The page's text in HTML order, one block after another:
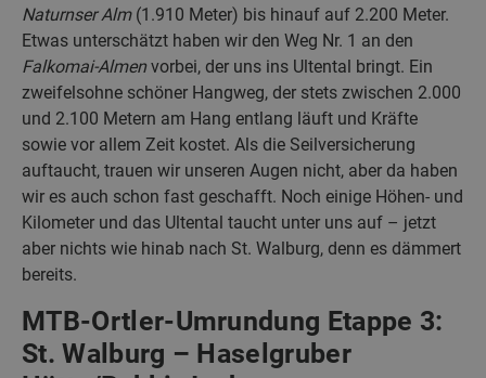
Naturnser Alm(1.910 Meter) bis hinauf auf 2.200 Meter.
Etwas unterschätzt haben wir den Weg Nr. 1 an den
Falkomai-Almenvorbei, der uns ins Ultental bringt. Ein
zweifelsohne schöner Hangweg, der stets zwischen 2.000
und 2.100 Metern am Hang entlang läuft und Kräfte
sowie vor allem Zeit kostet. Als die Seilversicherung
auftaucht, trauen wir unseren Augen nicht, aber da haben
wir es auch schon fast geschafft. Noch einige Höhen- und
Kilometer und das Ultental taucht unter uns auf – jetzt
aber nichts wie hinab nach St. Walburg, denn es dämmert
bereits.
MTB-Ortler-Umrundung Etappe 3:
St. Walburg – Haselgruber